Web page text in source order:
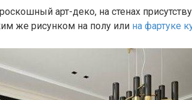
арт-деко, на стенах
же рисунком на полу или на фартуке